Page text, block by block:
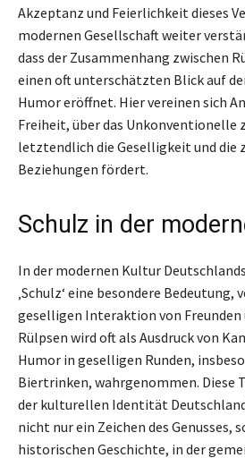
Akzeptanz und Feierlichkeit dieses
modernen Gesellschaft weiter
dass der Zusammenhang zwischen
einen oft unterschätzten Blick auf
Humor eröffnet. Hier vereinen sich
Freiheit, über das Unkonventionelle
letztendlich die Geselligkeit und die
Beziehungen fördert.
Schulz in der
In der modernen Kultur
‚Schulz‘ eine besondere Bedeutung,
geselligen Interaktion von Freunden
Rülpsen wird oft als Ausdruck von
Humor in geselligen Runden,
Biertrinken, wahrgenommen. Diese
der kulturellen Identität
nicht nur ein Zeichen des Genusses,
historischen Geschichte, in der